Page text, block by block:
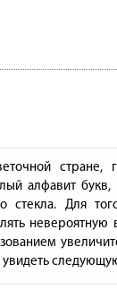
стране,
алфавит
стекла. Для
невероятную